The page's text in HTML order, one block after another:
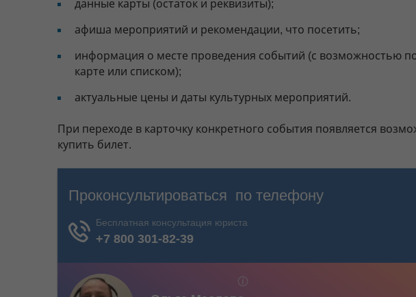
данные карты (остаток и реквизиты);
афиша мероприятий и рекомендации, что посетить;
информация о месте проведения событий (с возможностью
карте или списком);
актуальные цены и даты культурных мероприятий.
При переходе в карточку конкретного события появляется
купить билет.